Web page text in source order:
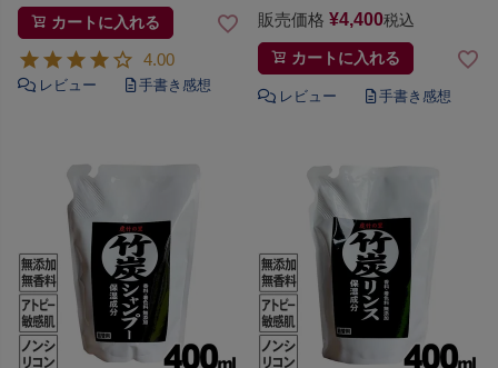
カートに入れる
4.00
販売価格 ¥4,400税込
カートに入れる